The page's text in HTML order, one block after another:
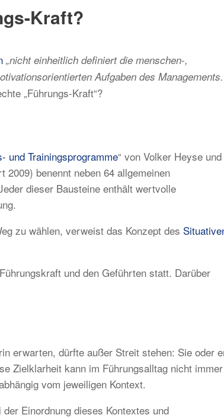
Kraft?
„nicht einheitlich definiert die menschen-,
Aufgaben des
„Führungs-Kraft“?
und Trainingsprogramme“ von Volker Heyse und
2009) benennt neben 64 allgemeinen
dieser Bausteine enthält wertvolle
zu wählen, verweist das Konzept des
und den Geführten statt. Darüber
erwarten, dürfte außer Streit stehen: Sie oder
Zielklarheit kann im Führungsalltag nicht immer
vom jeweiligen Kontext.
Einordnung dieses Kontextes und